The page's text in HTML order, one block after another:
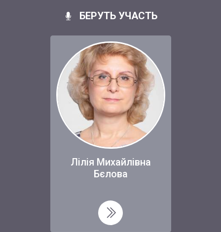
БЕРУТЬ УЧАСТЬ
Лілія Михайлівна
Бєлова